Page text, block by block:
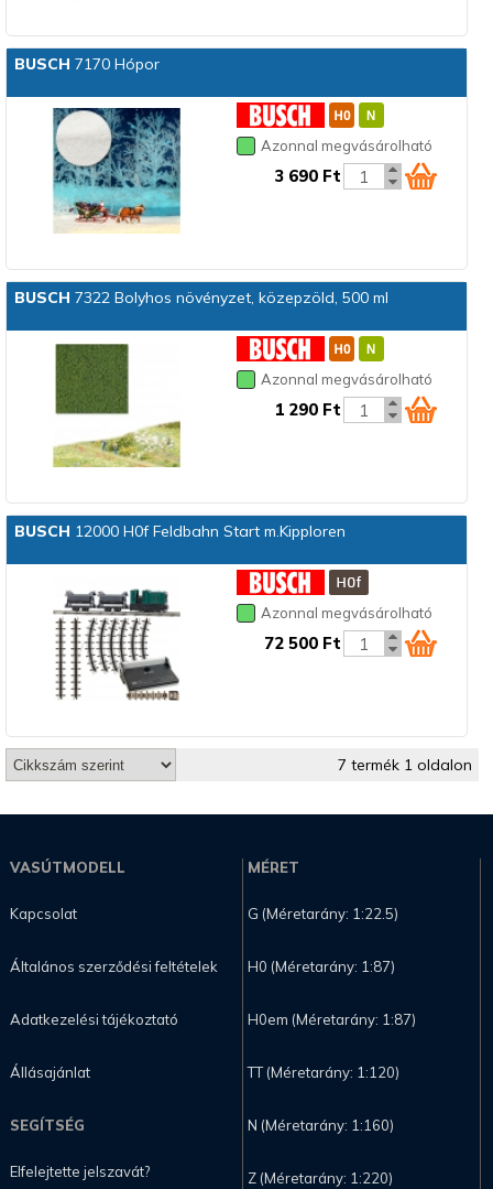
BUSCH 7170 Hópor
Azonnal megvásárolható
3 690 Ft
BUSCH 7322 Bolyhos növényzet, közepzöld, 500 ml
Azonnal megvásárolható
1 290 Ft
BUSCH 12000 H0f Feldbahn Start m.Kipploren
Azonnal megvásárolható
72 500 Ft
7 termék 1 oldalon
VASÚTMODELL
Kapcsolat
Általános szerződési feltételek
Adatkezelési tájékoztató
Állásajánlat
SEGÍTSÉG
Elfelejtette jelszavát?
MÉRET
G (Méretarány: 1:22.5)
H0 (Méretarány: 1:87)
H0em (Méretarány: 1:87)
TT (Méretarány: 1:120)
N (Méretarány: 1:160)
Z (Méretarány: 1:220)